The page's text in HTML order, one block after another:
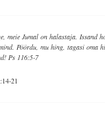
meie Jumal on halastaja. Issand
Pöördu, mu hing, tagasi oma
Ps 116:5-7
21